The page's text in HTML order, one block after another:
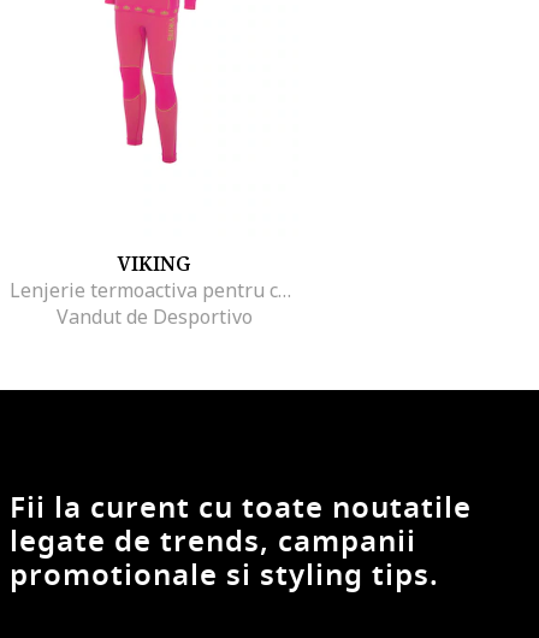
VIKING
Lenjerie termoactiva pentru copii, Poliamida/Poliester, Roz, Roz
Vandut de Desportivo
Fii la curent cu toate noutatile
legate de trends, campanii
promotionale si styling tips.